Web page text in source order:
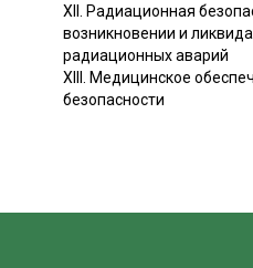
XII. Радиационная
возникновении и
радиационных аварий
XIII. Медицинское
безопасности